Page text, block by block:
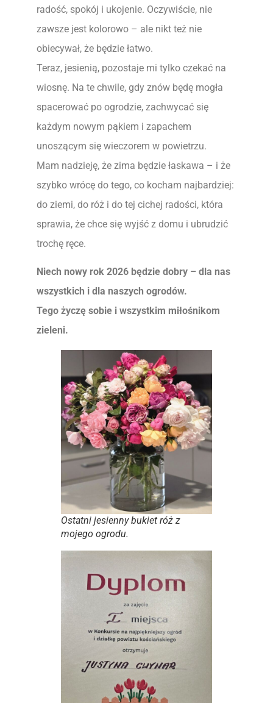
radość, spokój i ukojenie. Oczywiście, nie
zawsze jest kolorowo – ale nikt też nie
obiecywał, że będzie łatwo.
Teraz, jesienią, pozostaje mi tylko czekać na
wiosnę. Na te chwile, gdy znów będę mogła
spacerować po ogrodzie, zachwycać się
każdym nowym pąkiem i zapachem
unoszącym się wieczorem w powietrzu.
Mam nadzieję, że zima będzie łaskawa – i że
szybko wrócę do tego, co kocham najbardziej:
do ziemi, do róż i do tej cichej radości, która
sprawia, że chce się wyjść z domu i ubrudzić
trochę ręce.
Niech nowy rok 2026 będzie dobry – dla nas
wszystkich i dla naszych ogrodów.
Tego życzę sobie i wszystkim miłośnikom
zieleni.
Ostatni jesienny bukiet róż z
mojego ogrodu.